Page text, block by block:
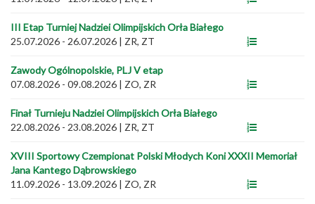
III Etap Turniej Nadziei Olimpijskich Orła Białego
25.07.2026 - 26.07.2026 | ZR, ZT
Zawody Ogólnopolskie, PLJ V etap
07.08.2026 - 09.08.2026 | ZO, ZR
Finał Turnieju Nadziei Olimpijskich Orła Białego
22.08.2026 - 23.08.2026 | ZR, ZT
XVIII Sportowy Czempionat Polski Młodych Koni XXXII Memoriał
Jana Kantego Dąbrowskiego
11.09.2026 - 13.09.2026 | ZO, ZR